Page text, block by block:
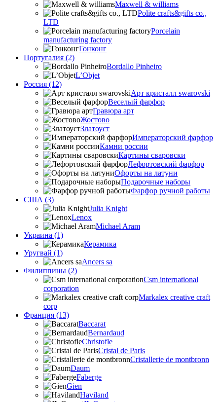
Maxwell & williams
Polite crafts&gifts co.,
LTD
Porcelain
manufacturing factory
Гонконг
Португалия (2)
Bordallo Pinheiro
L’Objet
Россия (12)
Арт кристалл swarovski
Веселый фарфор
Гравюра арт
Жостово
Златоуст
Императорский фарфор
Камни россии
Картины сваровски
Лефортовский фарфор
Офорты на латуни
Подарочные наборы
Фарфор ручной работы
США (3)
Julia Knight
Lenox
Michael Aram
Украина (1)
Керамика
Уругвай (1)
Ancers sa
Филиппины (2)
Csm international
corporation
Markalex creative craft
corp
Франция (13)
Baccarat
Bernardaud
Christofle
Cristal de Paris
Cristallerie de montbronn
Daum
Faberge
Gien
Haviland